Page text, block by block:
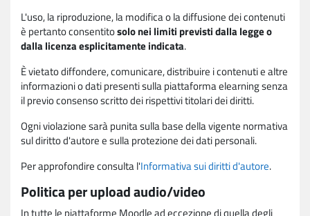
L'uso, la riproduzione, la modifica o la diffusione dei contenuti
è pertanto consentitosolo nei limiti previsti dalla legge o
dalla licenza esplicitamente indicata.
È vietato diffondere, comunicare, distribuire i contenuti e altre
informazioni o dati presenti sulla piattaforma elearning senza
il previo consenso scritto dei rispettivi titolari dei diritti.
Ogni violazione sarà punita sulla base della vigente normativa
sul diritto d'autore e sulla protezione dei dati personali.
Per approfondire consulta l'Informativa sui diritti d'autore.
Politica per upload audio/video
In tutte le piattaforme Moodle ad eccezione di quella degli